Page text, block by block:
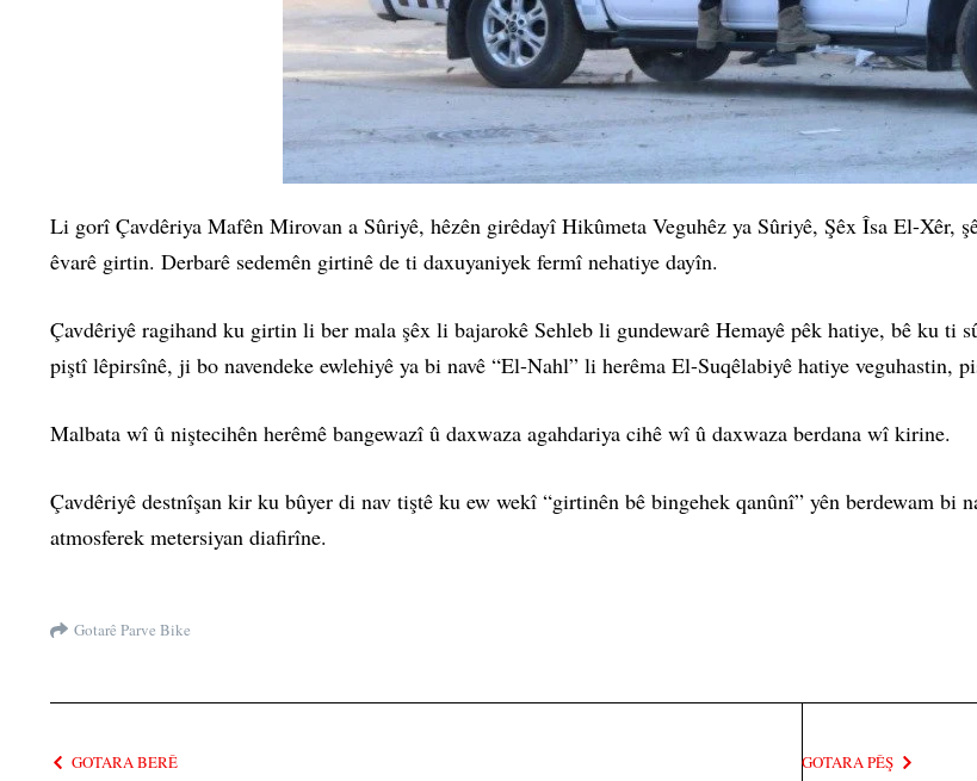
Li gorî Çavdêriya Mafên Mirovan a Sûriyê, hêzên girêdayî Hikûmeta Veguhêz ya Sûriyê, Şêx Îsa El-Xêr,
êvarê girtin. Derbarê sedemên girtinê de ti daxuyaniyek fermî nehatiye dayîn.
Çavdêriyê ragihand ku girtin li ber mala şêx li bajarokê Sehleb li gundewarê Hemayê pêk hatiye, bê ku ti
piştî lêpirsînê, ji bo navendeke ewlehiyê ya bi navê “El-Nahl” li herêma El-Suqêlabiyê hatiye veguhastin,
Malbata wî û niştecihên herêmê bangewazî û daxwaza agahdariya cihê wî û daxwaza berdana wî kirine.
Çavdêriyê destnîşan kir ku bûyer di nav tiştê ku ew wekî “girtinên bê bingehek qanûnî” yên berdewam bi
atmosferek metersiyan diafirîne.
Gotarê Parve Bike
GOTARA BERÊ GOTARA PÊŞ